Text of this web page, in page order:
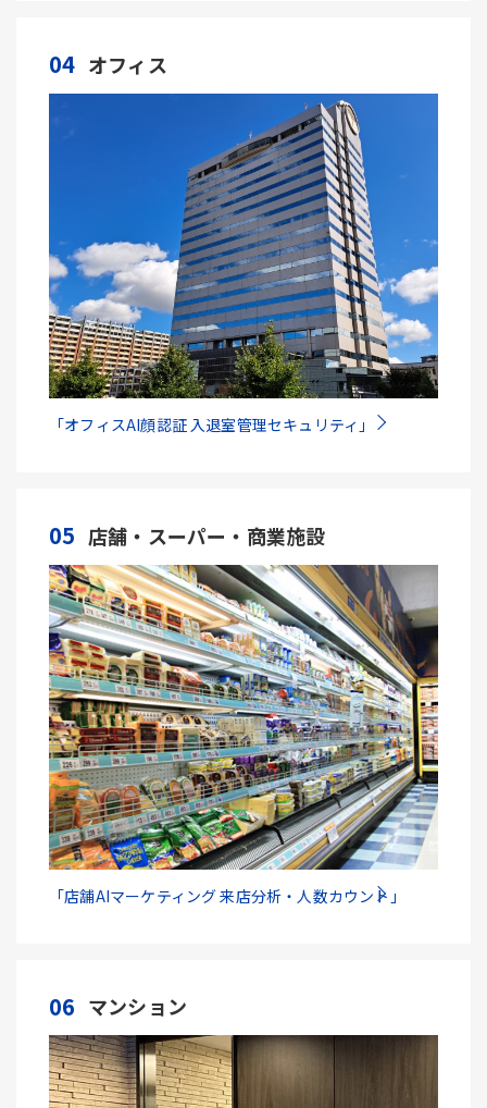
04 オフィス
「オフィスAI顔認証 入退室管理セキュリティ」
05 店舗・スーパー・商業施設
「店舗AIマーケティング 来店分析・人数カウント」
06 マンション